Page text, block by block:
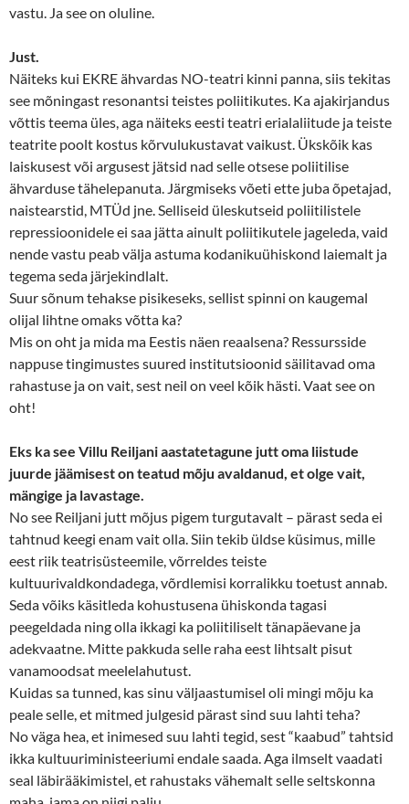
vastu. Ja see on oluline.
Just.
Näiteks kui EKRE ähvardas NO-teatri kinni panna, siis tekitas
see mõningast resonantsi teistes poliitikutes. Ka ajakirjandus
võttis teema üles, aga näiteks eesti teatri erialaliitude ja teiste
teatrite poolt kostus kõrvulukustavat vaikust. Ükskõik kas
laiskusest või argusest jätsid nad selle otsese poliitilise
ähvarduse tähelepanuta. Järgmiseks võeti ette juba õpetajad,
naistearstid, MTÜd jne. Selliseid üleskutseid poliitilistele
repressioonidele ei saa jätta ainult poliitikutele jageleda, vaid
nende vastu peab välja astuma kodanikuühiskond laiemalt ja
tegema seda järjekindlalt.
Suur sõnum tehakse pisikeseks, sellist spinni on kaugemal
olijal lihtne omaks võtta ka?
Mis on oht ja mida ma Eestis näen reaalsena? Ressursside
nappuse tingimustes suured institutsioonid säilitavad oma
rahastuse ja on vait, sest neil on veel kõik hästi. Vaat see on
oht!
Eks ka see Villu Reiljani aastatetagune jutt oma liistude
juurde jäämisest on teatud mõju avaldanud, et olge vait,
mängige ja lavastage.
No see Reiljani jutt mõjus pigem turgutavalt – pärast seda ei
tahtnud keegi enam vait olla. Siin tekib üldse küsimus, mille
eest riik teatrisüsteemile, võrreldes teiste
kultuurivaldkondadega, võrdlemisi korralikku toetust annab.
Seda võiks käsitleda kohustusena ühiskonda tagasi
peegeldada ning olla ikkagi ka poliitiliselt tänapäevane ja
adekvaatne. Mitte pakkuda selle raha eest lihtsalt pisut
vanamoodsat meelelahutust.
Kuidas sa tunned, kas sinu väljaastumisel oli mingi mõju ka
peale selle, et mitmed julgesid pärast sind suu lahti teha?
No väga hea, et inimesed suu lahti tegid, sest “kaabud” tahtsid
ikka kultuuriministeeriumi endale saada. Aga ilmselt vaadati
seal läbirääkimistel, et rahustaks vähemalt selle seltskonna